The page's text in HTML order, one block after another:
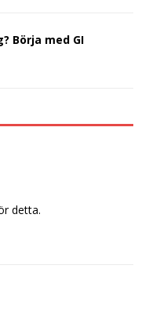
Börja med GI
detta.